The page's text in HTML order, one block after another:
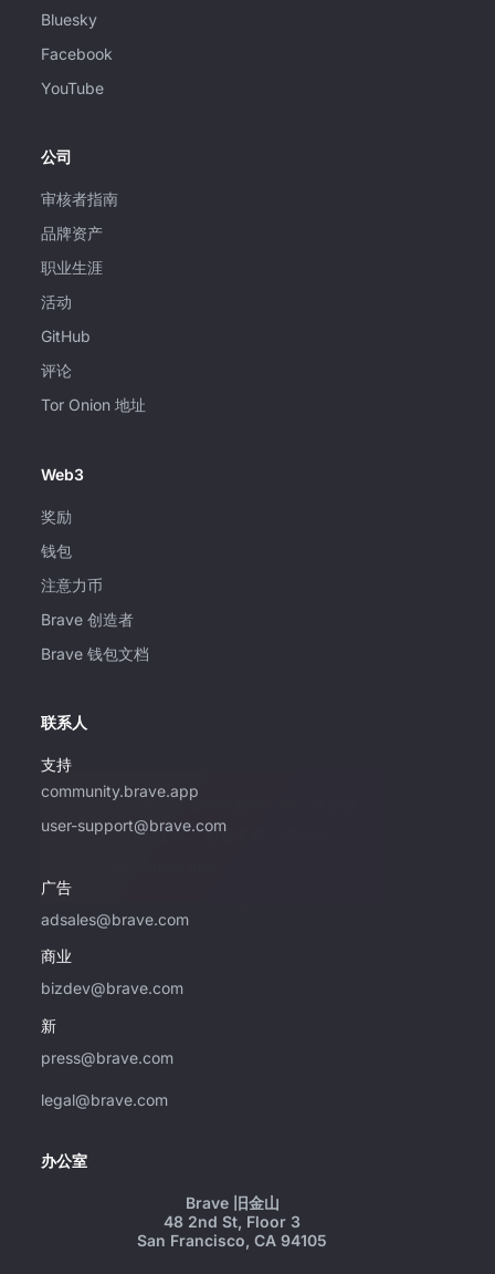
Bluesky
Facebook
YouTube
公司
审核者指南
品牌资产
职业生涯
活动
GitHub
评论
Tor Onion 地址
Web3
奖励
钱包
注意力币
Brave 创造者
Brave 钱包文档
联系人
支持
community.brave.app
user-support@brave.com
广告
adsales@brave.com
如果您有兴趣使用 Brave 购买广告，请仅使
用此电子邮件地址。 如需支持，请访问
商业
bizdev@brave.com
新
press@brave.com
legal@brave.com
办公室
Brave 旧金山
48 2nd St, Floor 3
San Francisco, CA 94105